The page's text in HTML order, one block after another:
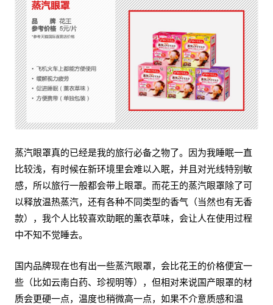
蒸汽眼罩真的已经是我的旅行必备之物了。因为我睡眠一直
比较浅，有时候在新环境里会难以入眠，并且对光线特别敏
感，所以旅行一般都会带上眼罩。而花王的蒸汽眼罩除了可
以释放温热蒸汽，还有各种不同类型的香气（当然也有无香
款），我个人比较喜欢助眠的薰衣草味，会让人在使用过程
中不知不觉睡去。
国内品牌现在也有出一些蒸汽眼罩，会比花王的价格便宜一
些（比如云南白药、珍视明等），但相对来说国产眼罩的材
质会更硬一点，温度也稍微高一点，如果不介意质感和温